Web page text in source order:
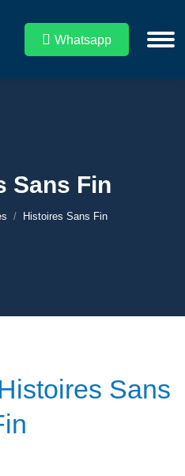
Whatsapp
Sans Fin
ici :
Histoires Sans Fin
Sans